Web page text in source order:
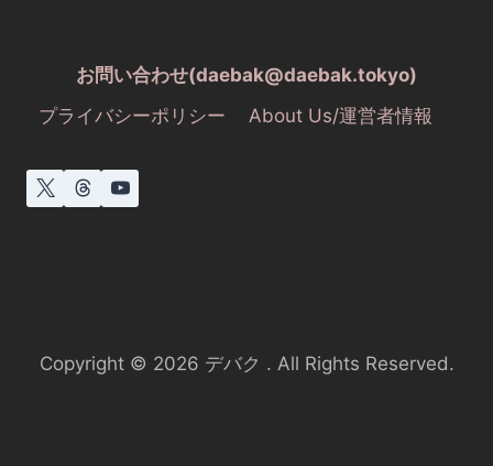
お問い合わせ(daebak@daebak.tokyo)
プライバシーポリシー
About Us/運営者情報
Copyright © 2026 デバク . All Rights Reserved.